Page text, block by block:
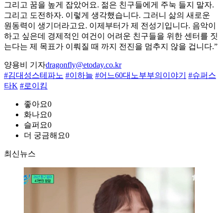
그리고 꿈을 높게 잡았어요. 젊은 친구들에게 주눅 들지 말자.
그리고 도전하자. 이렇게 생각했습니다. 그러니 삶의 새로운
원동력이 생기더라고요. 이제부터가 제 전성기입니다. 음악이
하고 싶은데 경제적인 여건이 어려운 친구들을 위한 센터를 짓
는다는 제 목표가 이뤄질 때 까지 전진을 멈추지 않을 겁니다.”
양용비 기자dragonfly@etoday.co.kr
#김대성스테파노 #이하늘 #어느60대노부부의이야기
#슈퍼스
타K #로이킴
좋아요0
화나요0
슬퍼요0
더 궁금해요0
최신뉴스